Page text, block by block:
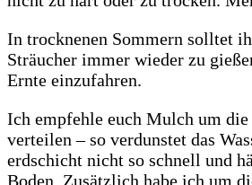
In trocknenen Sommern solltet
Sträucher immer wieder zu
Ernte einzufahren.
Ich empfehle euch Mulch um die
verteilen – so verdunstet das
erdschicht nicht so schnell und
Boden. Zusätzlich habe ich um